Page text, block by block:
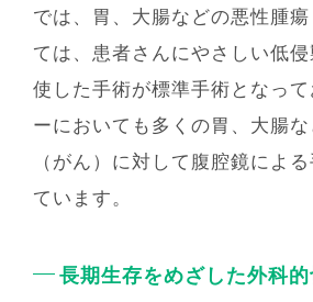
では、胃、⼤腸などの悪性腫
ては、患者さんにやさしい低
使した⼿術が標準⼿術となっ
ーにおいても多くの胃、⼤腸
（がん）に対して腹腔鏡によ
ています。
⻑期⽣存をめざした外科